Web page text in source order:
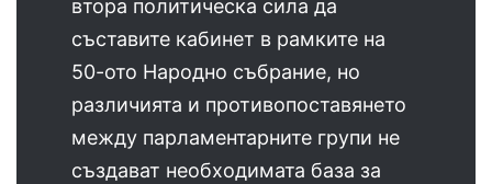
втора политическа сила да
съставите кабинет в рамките на
50-ото Народно събрание, но
различията и противопоставянето
между парламентарните групи не
създават необходимата база за